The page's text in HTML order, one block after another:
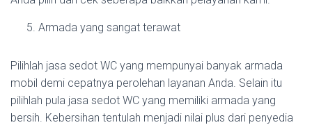
Armada yang sangat terawat
Pilihlah jasa sedot WC yang mempunyai banyak armada
mobil demi cepatnya perolehan layanan Anda. Selain itu
pilihlah pula jasa sedot WC yang memiliki armada yang
bersih. Kebersihan tentulah menjadi nilai plus dari penyedia